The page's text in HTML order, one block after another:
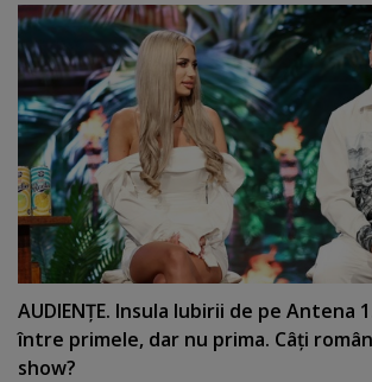
AUDIENŢE. Insula Iubirii de pe Antena
între primele, dar nu prima. Câţi
show?